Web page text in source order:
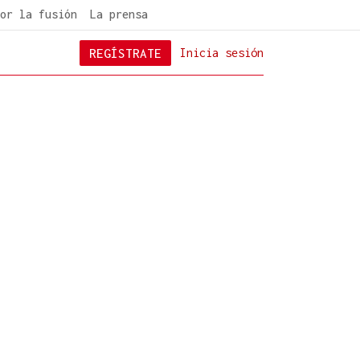
la fusión La prensa
Inicia sesión
REGÍSTRATE